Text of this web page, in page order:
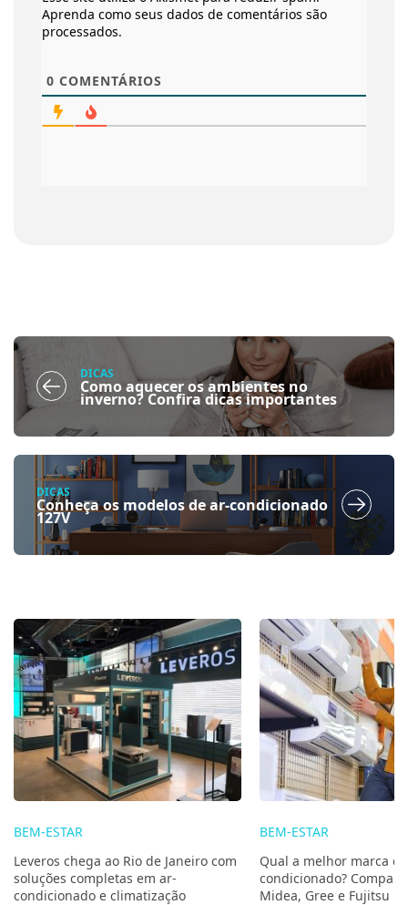
Aprenda como seus dados de comentários são
processados.
0 COMENTÁRIOS
DICAS
Como aquecer os ambientes no
inverno? Confira dicas importantes
DICAS
Conheça os modelos de ar-condicionado
127V
BEM-ESTAR
Leveros chega ao Rio de Janeiro com
soluções completas em ar-
condicionado e climatização
BEM-ESTAR
Qual a melhor marca
condicionado?
Midea, Gree e Fujitsu